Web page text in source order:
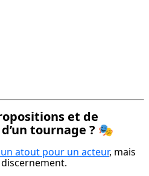
et de
tournage ? 🎭
atout pour un acteur, mais